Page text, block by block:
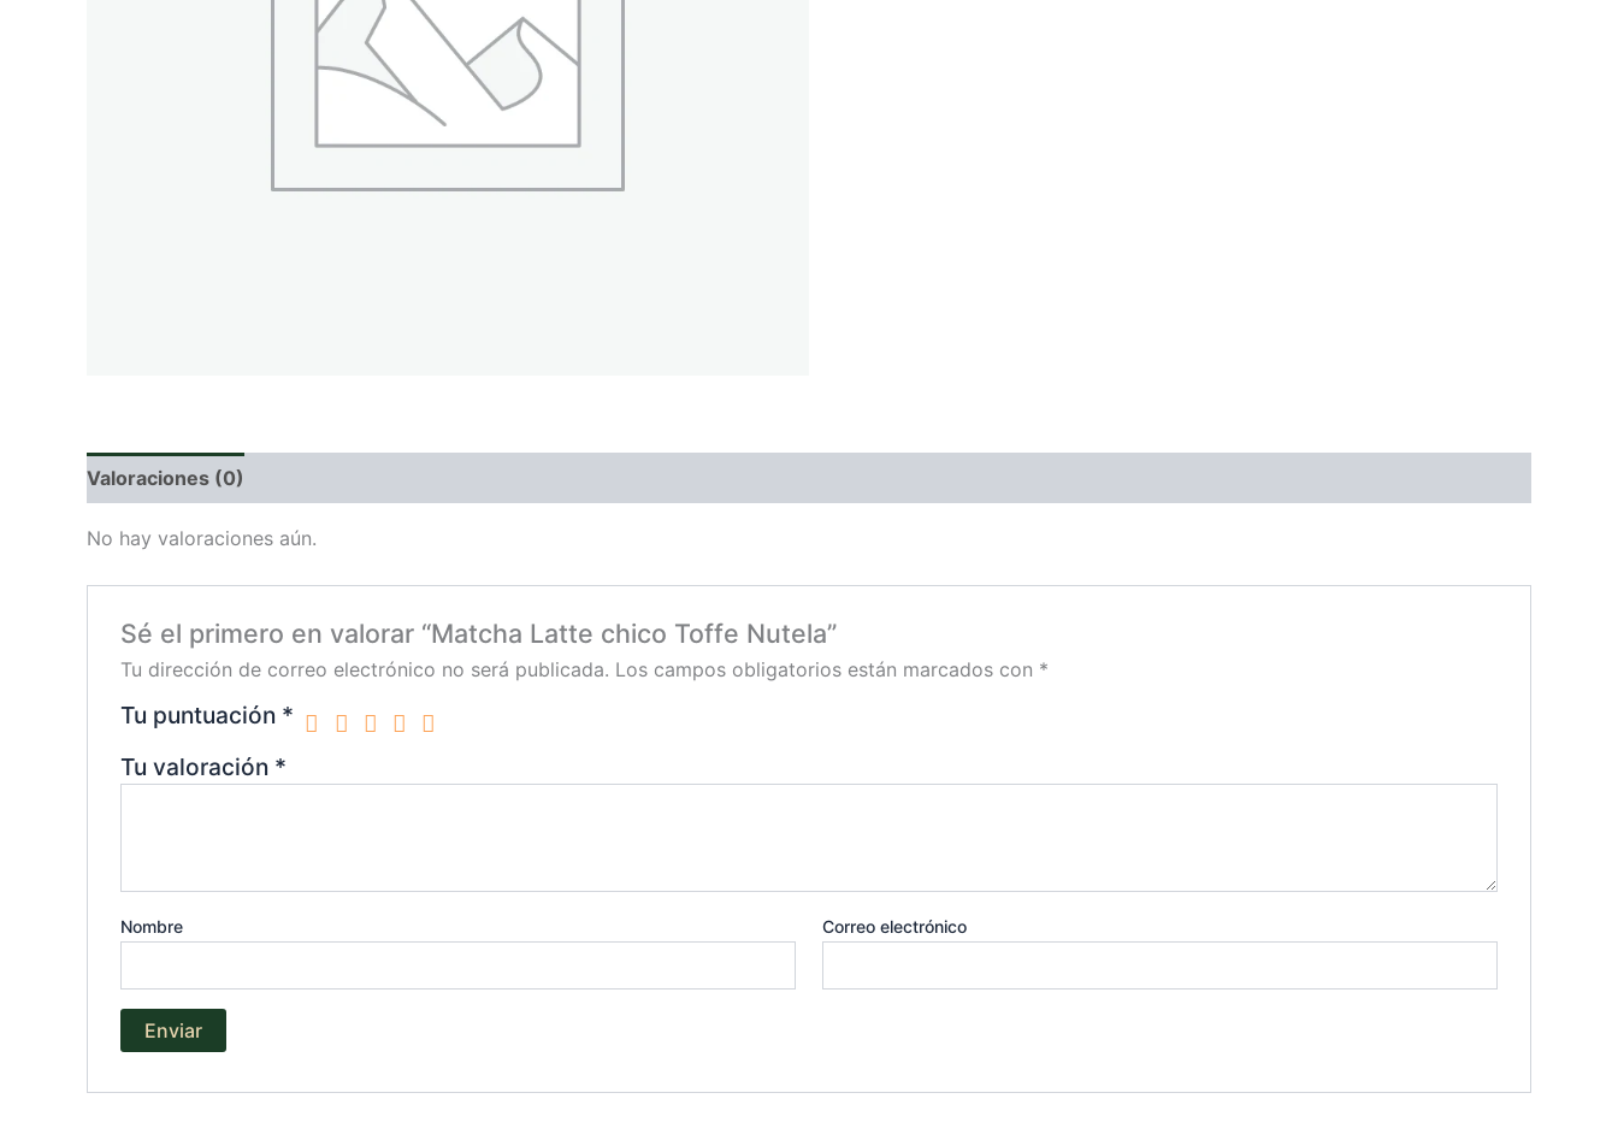
Valoraciones (0)
No hay valoraciones aún.
Sé el primero en valorar “Matcha Latte chico Toffe Nutela”
Tu dirección de correo electrónico no será publicada. Los campos obligatorios están marcados con *
Tu puntuación *
Tu valoración *
Nombre Correo electrónico